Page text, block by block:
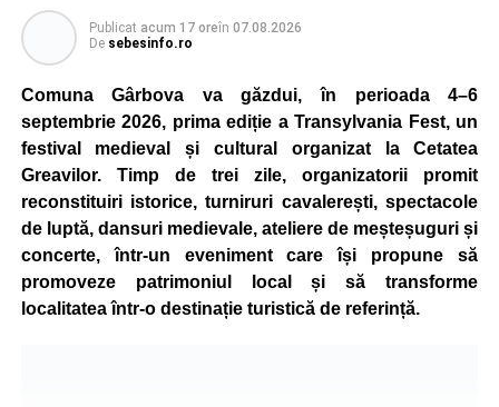
Publicat acum 17 oreîn 07.08.2026
De sebesinfo.ro
Comuna Gârbova va găzdui, în perioada 4–6
septembrie 2026, prima ediție a Transylvania Fest, un
festival medieval și cultural organizat la Cetatea
Greavilor. Timp de trei zile, organizatorii promit
reconstituiri istorice, turniruri cavalerești, spectacole
de luptă, dansuri medievale, ateliere de meșteșuguri și
concerte, într-un eveniment care își propune să
promoveze patrimoniul local și să transforme
localitatea într-o destinație turistică de referință.